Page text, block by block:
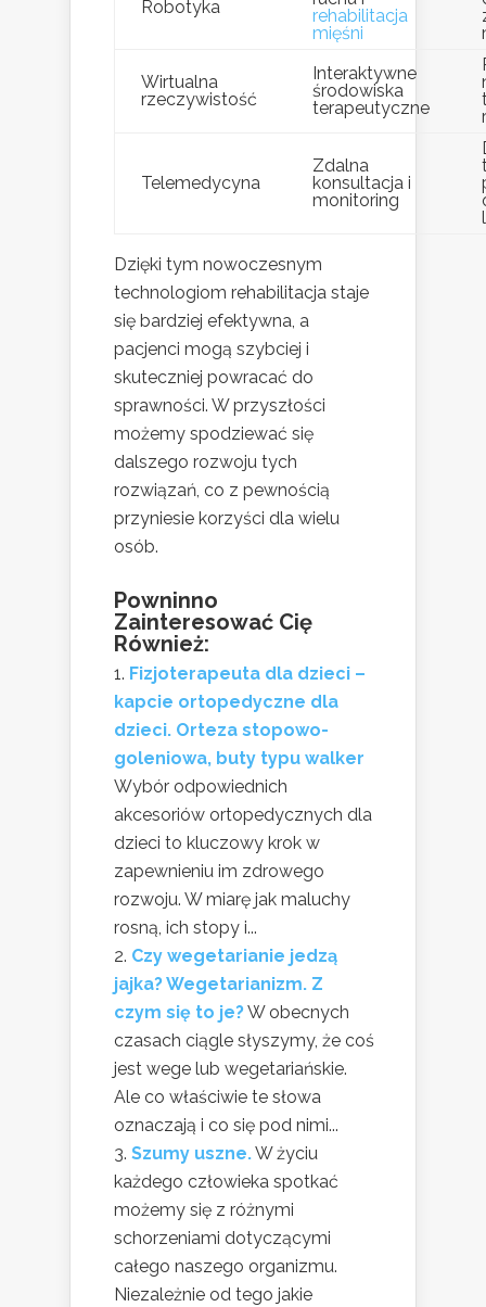
Robotyka
rehabilitacja
mięśni
Wirtualna
rzeczywistość
Interaktywne
środowiska
terapeutyczne
Telemedycyna
Zdalna
konsultacja i
monitoring
Dzięki tym nowoczesnym
technologiom rehabilitacja staje
się bardziej efektywna, a
pacjenci mogą szybciej i
skuteczniej powracać do
sprawności. W przyszłości
możemy spodziewać się
dalszego rozwoju tych
rozwiązań, co z pewnością
przyniesie korzyści dla wielu
osób.
Powninno
Zainteresować Cię
Również:
Fizjoterapeuta dla dzieci –
kapcie ortopedyczne dla
dzieci. Orteza stopowo-
goleniowa, buty typu walker
Wybór odpowiednich
akcesoriów ortopedycznych dla
dzieci to kluczowy krok w
zapewnieniu im zdrowego
rozwoju. W miarę jak maluchy
rosną, ich stopy i...
Czy wegetarianie jedzą
jajka? Wegetarianizm. Z
czym się to je?W obecnych
czasach ciągle słyszymy, że coś
jest wege lub wegetariańskie.
Ale co właściwie te słowa
oznaczają i co się pod nimi...
Szumy uszne.W życiu
każdego człowieka spotkać
możemy się z różnymi
schorzeniami dotyczącymi
całego naszego organizmu.
Niezależnie od tego jakie